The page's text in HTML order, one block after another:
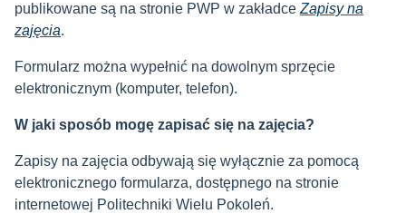
publikowane są na stronie PWP w zakładce Zapisy na
zajęcia.
Formularz można wypełnić na dowolnym sprzęcie
elektronicznym (komputer, telefon).
W jaki sposób mogę zapisać się na zajęcia?
Zapisy na zajęcia odbywają się wyłącznie za pomocą
elektronicznego formularza, dostępnego na stronie
internetowej Politechniki Wielu Pokoleń.